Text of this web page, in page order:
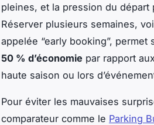
pleines, et la pression du départ
Réserver plusieurs semaines,
appelée “early booking”,
50 % d’économie par rapport
haute saison ou lors
Pour éviter les mauvaises
comparateur comme le Parking